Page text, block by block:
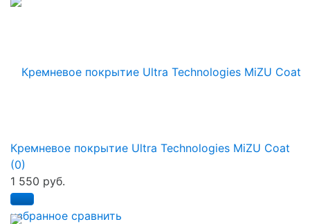
избранное сравнить
Кремневое покрытие Ultra Technologies MiZU Coat
(0)
1 550 руб.